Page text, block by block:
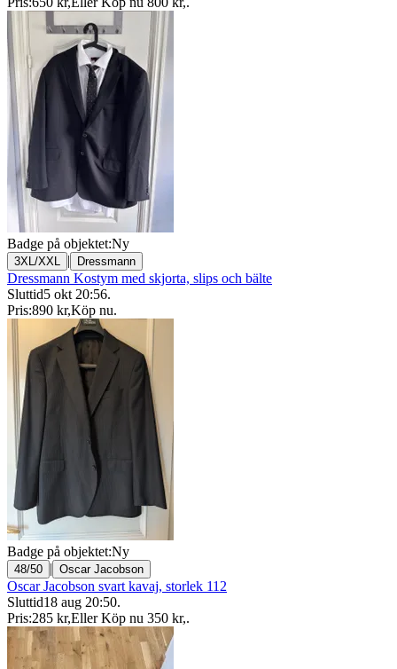
Badge på objektet:Ny
3XL/XXL | Dressmann
Dressmann Kostym med skjorta, slips och bälte
Sluttid5 okt 20:56.
Pris:890 kr,Köp nu.
Badge på objektet:Ny
48/50 | Oscar Jacobson
Oscar Jacobson svart kavaj, storlek 112
Sluttid18 aug 20:50.
Pris:285 kr,Eller Köp nu 350 kr,.